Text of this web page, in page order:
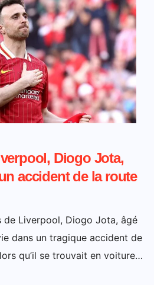
Diogo Jota,
accident de la route
de Liverpool, Diogo Jota, âgé
dans un tragique accident de
qu’il se trouvait en voiture…